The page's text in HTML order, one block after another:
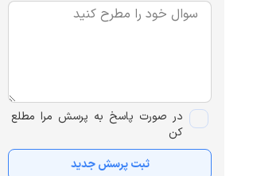
در صورت پاسخ به پرسش مرا مطلع
کن
ثبت پرسش جدید